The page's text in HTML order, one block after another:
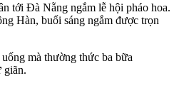
tới Đà Nẵng ngắm lễ hội pháo hoa.
Hàn, buổi sáng ngắm được trọn